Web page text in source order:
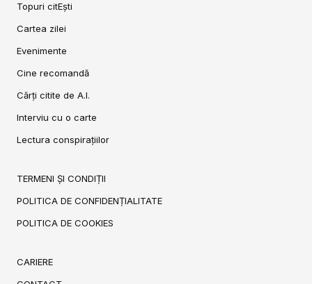
Topuri citEști
Cartea zilei
Evenimente
Cine recomandă
Cărți citite de A.I.
Interviu cu o carte
Lectura conspirațiilor
TERMENI ȘI CONDIȚII
POLITICA DE CONFIDENȚIALITATE
POLITICA DE COOKIES
CARIERE